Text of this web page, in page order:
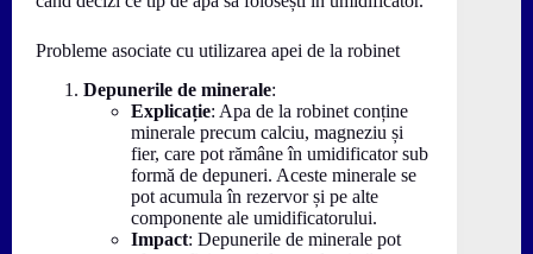
Probleme asociate cu utilizarea apei de la robinet
Depunerile de minerale:
Explicație: Apa de la robinet conține
minerale precum calciu, magneziu și
fier, care pot rămâne în umidificator sub
formă de depuneri. Aceste minerale se
pot acumula în rezervor și pe alte
componente ale umidificatorului.
Impact: Depunerile de minerale pot